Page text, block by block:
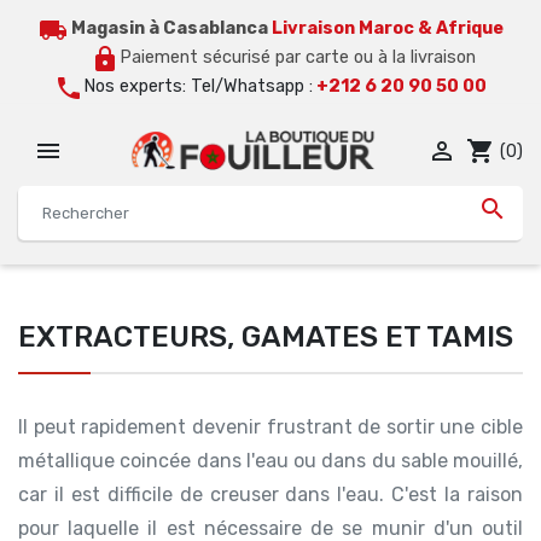
local_shipping Magasin à Casablanca Livraison Maroc & Afrique
lock Paiement sécurisé par carte ou à la livraison
call Nos experts: Tel/Whatsapp : +212 6 20 90 50 00


 shopping_cart (0)
EXTRACTEURS, GAMATES ET TAMIS
Il peut rapidement devenir frustrant de sortir une cible
métallique coincée dans l'eau ou dans du sable mouillé,
car il est difficile de creuser dans l'eau. C'est la raison
pour laquelle il est nécessaire de se munir d'un outil